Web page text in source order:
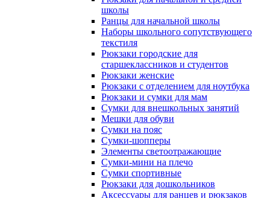
школы
Ранцы для начальной школы
Наборы школьного сопутствующего
текстиля
Рюкзаки городские для
старшеклассников и студентов
Рюкзаки женские
Рюкзаки с отделением для ноутбука
Рюкзаки и сумки для мам
Сумки для внешкольных занятий
Мешки для обуви
Сумки на пояс
Сумки-шопперы
Элементы светоотражающие
Сумки-мини на плечо
Сумки спортивные
Рюкзаки для дошкольников
Аксессуары для ранцев и рюкзаков